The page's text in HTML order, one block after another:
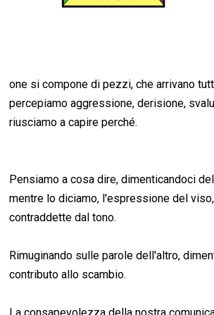
one si compone di pezzi, che arrivano
percepiamo aggressione, derisione,
riusciamo a capire perché.
Pensiamo a cosa dire, dimenticandoci
mentre lo diciamo, l'espressione del
contraddette dal tono.
Rimuginando sulle parole dell'altro,
contributo allo scambio.